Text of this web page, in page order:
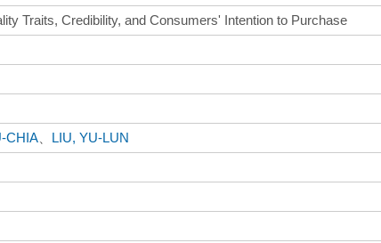
Traits, Credibility, and Consumers' Intention to Purchase
CHIA
LIU, YU-LUN